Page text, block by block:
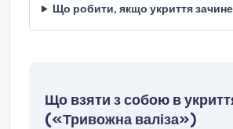
Що робити, якщо укриття
Що взяти з собою в
(«Тривожна валіза»)